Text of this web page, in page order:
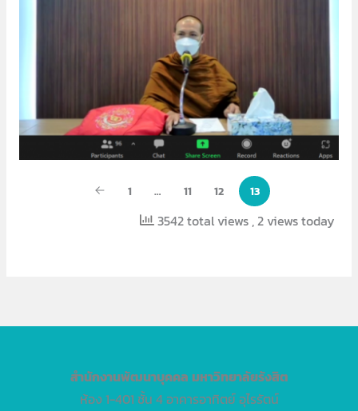
1 … 11 12 13
3542 total views , 2 views today
สำนักงานพัฒนาบุคคล มหาวิทยาลัยรังสิต
ห้อง 1-401 ชั้น 4 อาคารอาทิตย์ อุไรรัตน์